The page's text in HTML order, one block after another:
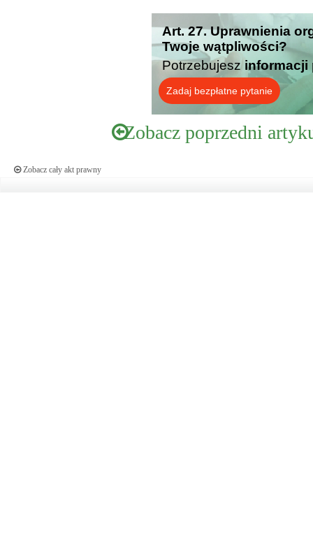
Art. 27. Uprawnienia
Twoje wątpliwości?
Potrzebujesz informacji
Zadaj bezpłatne pytanie
Zobacz poprzedni
Zobacz cały akt prawny